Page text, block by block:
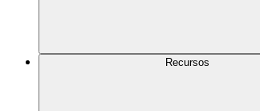
Recursos